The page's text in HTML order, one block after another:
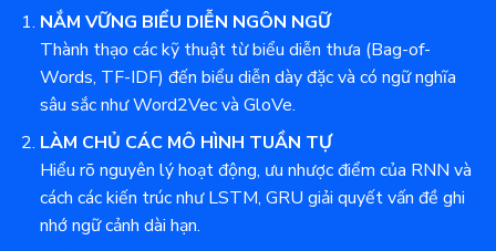
NẮM VỮNG BIỂU DIỄN NGÔN NGỮ
Thành thạo các kỹ thuật từ biểu diễn thưa (Bag-of-
Words, TF-IDF) đến biểu diễn dày đặc và có ngữ nghĩa
sâu sắc như Word2Vec và GloVe.
LÀM CHỦ CÁC MÔ HÌNH TUẦN TỰ
Hiểu rõ nguyên lý hoạt động, ưu nhược điểm của RNN và
cách các kiến trúc như LSTM, GRU giải quyết vấn đề ghi
nhớ ngữ cảnh dài hạn.